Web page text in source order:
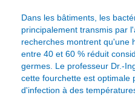
Dans les bâtiments, les
principalement transmis par
recherches montrent qu'une
entre 40 et 60 % réduit
germes. Le professeur Dr.-
cette fourchette est optimale
d'infection à des